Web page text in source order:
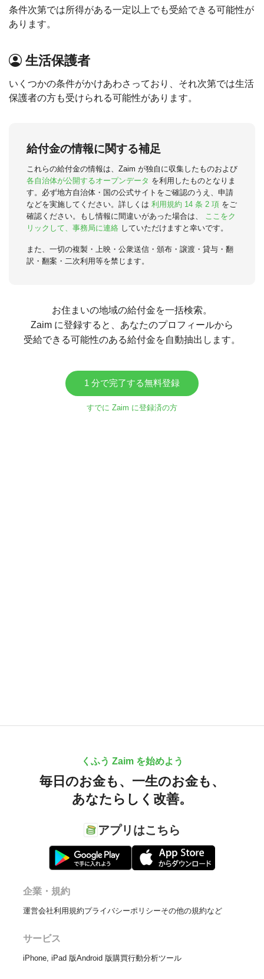
条件次第では所得がある一定以上でも受給できる可能性が
あります。
生活保護者
いくつかの条件がかけあわさっており、それ次第では生活
保護者の方も受けられる可能性があります。
給付金の情報に関する補足
これらの給付金の情報は、Zaim が独自に収集したものおよび
各自治体が公開するオープンデータ を利用したものとなりま
す。必ず地方自治体・国の公式サイトをご確認のうえ、申請
などを実施してください。詳しくは 利用規約 14 条 2 項 をご
確認ください。もし情報に間違いがあった場合は、
ここをク
リックして、事務局に連絡 していただけますと幸いです。
また、一切の複製・上映・公衆送信・頒布・譲渡・貸与・翻
訳・翻案・二次利用等を禁じます。
お住まいの地域の給付金を一括検索。
Zaim に登録すると、あなたのプロフィールから
受給できる可能性のある給付金を自動抽出します。
1 分で完了する無料登録
すでに Zaim に登録済の方
くふう Zaim を始めよう
毎日のお金も、 一生のお金も、
あなたらしく改善。
アプリはこちら
企業・規約
運営会社利用規約プライバシーポリシーその他の規約など
サービス
iPhone, iPad 版Android 版購買行動分析ツール